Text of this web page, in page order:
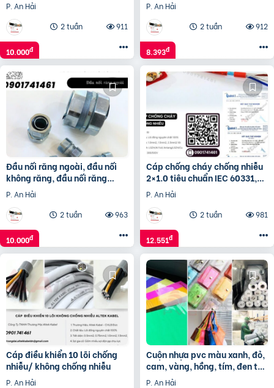
P. An Hải
2 tuần
911
10.000đ
P. An Hải
2 tuần
912
8.393đ
Đầu nối răng ngoài, đầu nối
không răng, đầu nối răng
trong, khớp nối
P. An Hải
2 tuần
963
10.000đ
Cáp chống cháy chống nhiễu
2×1.0 tiêu chuẩn IEC 60331,
BS 6387
P. An Hải
2 tuần
981
12.551đ
Cáp điều khiển 10 lõi chống
nhiễu/ không chống nhiễu
P. An Hải
Cuộn nhựa pvc màu xanh, đỏ,
cam, vàng, hồng, tím, đen tại
Hà Nội, Hồ Chí Minh
P. An Hải